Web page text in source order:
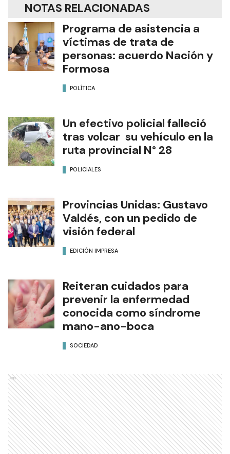
NOTAS RELACIONADAS
Programa de asistencia a
víctimas de trata de
personas: acuerdo Nación y
Formosa
POLÍTICA
Un efectivo policial falleció
tras volcar su vehículo en la
ruta provincial N° 28
POLICIALES
Provincias Unidas: Gustavo
Valdés, con un pedido de
visión federal
EDICIÓN IMPRESA
Reiteran cuidados para
prevenir la enfermedad
conocida como síndrome
mano-ano-boca
SOCIEDAD
Ads